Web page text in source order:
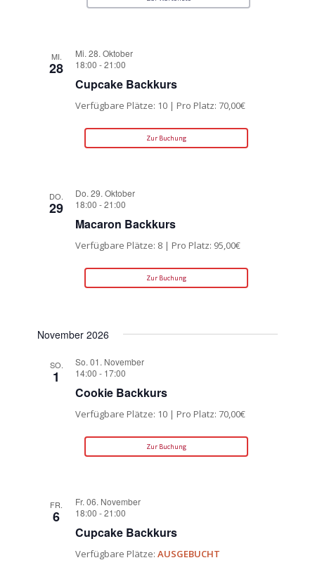
MI.
28
Mi. 28. Oktober
18:00 -21:00
Cupcake Backkurs
Verfügbare Plätze: 10 | Pro Platz: 70,00€
Zur Buchung
DO.
29
Do. 29. Oktober
18:00 -21:00
Macaron Backkurs
Verfügbare Plätze: 8 | Pro Platz: 95,00€
Zur Buchung
November 2026
SO.
1
So. 01. November
14:00 - 17:00
Cookie Backkurs
Verfügbare Plätze: 10 | Pro Platz: 70,00€
Zur Buchung
FR.
6
Fr. 06. November
18:00 -21:00
Cupcake Backkurs
Verfügbare Plätze:AUSGEBUCHT